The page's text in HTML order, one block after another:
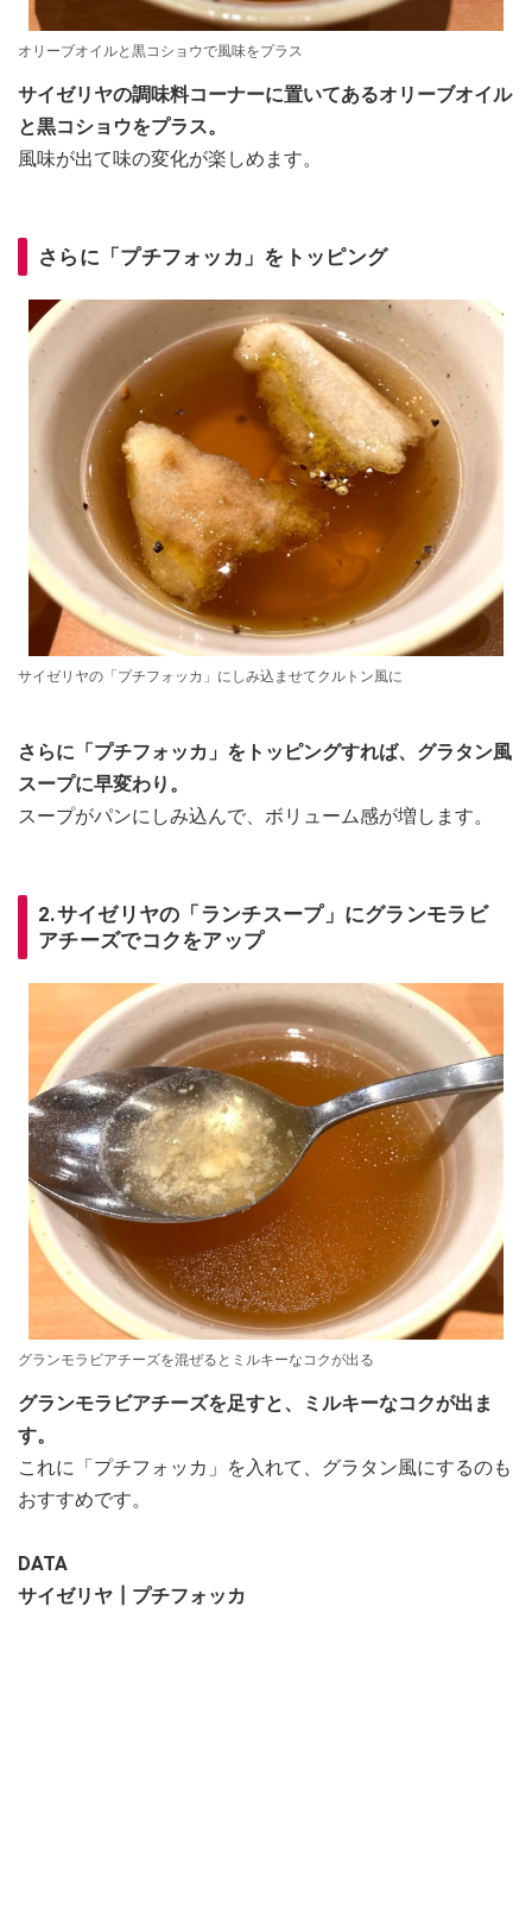
オリーブオイルと黒コショウで風味をプラス
サイゼリヤの調味料コーナーに置いてあるオリーブオイル
と黒コショウをプラス。
風味が出て味の変化が楽しめます。
さらに「プチフォッカ」をトッピング
サイゼリヤの「プチフォッカ」にしみ込ませてクルトン風に
さらに「プチフォッカ」をトッピングすれば、グラタン風
スープに早変わり。
スープがパンにしみ込んで、ボリューム感が増します。
2.サイゼリヤの「ランチスープ」にグランモラビ
アチーズでコクをアップ
グランモラビアチーズを混ぜるとミルキーなコクが出る
グランモラビアチーズを足すと、ミルキーなコクが出ま
す。
これに「プチフォッカ」を入れて、グラタン風にするのも
おすすめです。
DATA
サイゼリヤ┃プチフォッカ